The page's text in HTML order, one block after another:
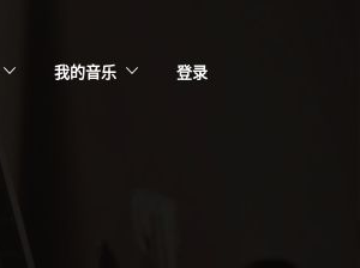
我的音乐 登录